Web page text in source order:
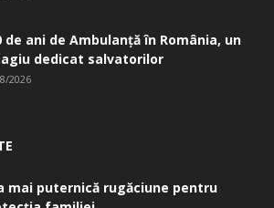
de ani de Ambulanță în România, un
dedicat salvatorilor
2026
mai puternică rugăciune pentru